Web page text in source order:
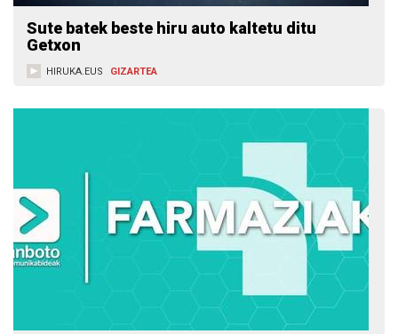
Sute batek beste hiru auto kaltetu ditu
Getxon
HIRUKA.EUS GIZARTEA